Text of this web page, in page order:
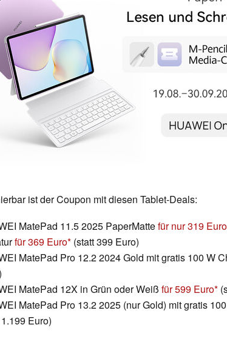
ist der Coupon mit diesen Tablet-Deals:
MatePad 11.5 2025 PaperMattefür nur 319 Euro
für 369 Euro (statt 399 Euro)
MatePad Pro 12.2 2024 Gold mit gratis 100 W
MatePad 12X in Grün oder Weiß für 599 Euro
MatePad Pro 13.2 2025 (nur Gold) mit gratis
Euro)